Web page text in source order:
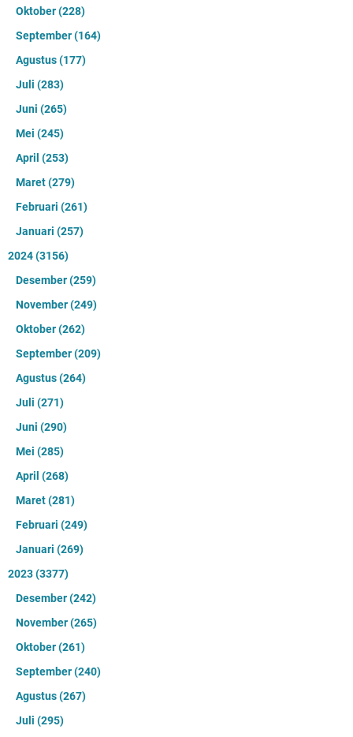
Oktober(228)
September(164)
Agustus(177)
Juli (283)
Juni (265)
Mei (245)
April (253)
Maret(279)
Februari (261)
Januari (257)
2024(3156)
Desember(259)
November(249)
Oktober(262)
September(209)
Agustus(264)
Juli (271)
Juni (290)
Mei (285)
April (268)
Maret(281)
Februari (249)
Januari (269)
2023(3377)
Desember(242)
November(265)
Oktober(261)
September(240)
Agustus(267)
Juli (295)